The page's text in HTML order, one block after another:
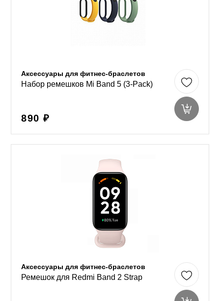
Аксессуары для фитнес-браслетов
Набор ремешков Mi Band 5 (3-Pack)
890 ₽
Аксессуары для фитнес-браслетов
Ремешок для Redmi Band 2 Strap